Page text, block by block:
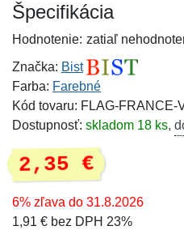
Špecifikácia
Hodnotenie: zatiaľ
Značka: Bist
Farba: Farebné
Kód tovaru: FLAG-FRANCE-
Dostupnosť: skladom 18 ks,
2,35 €
6% zľava do 31.8.2026
1,91 € bez DPH 23%